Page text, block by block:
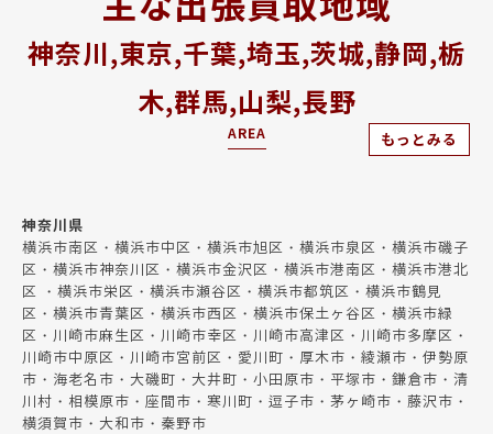
神奈川,東京,千葉,埼玉,茨城,静岡,栃
木,群馬,山梨,長野
AREA もっとみる
神奈川県
横浜市南区・横浜市中区・横浜市旭区・横浜市泉区・横浜市磯子
区・横浜市神奈川区・横浜市金沢区・横浜市港南区・横浜市港北
区 ・横浜市栄区・横浜市瀬谷区・横浜市都筑区・横浜市鶴見
区・横浜市青葉区・横浜市西区・横浜市保土ヶ谷区・横浜市緑
区・川崎市麻生区・川崎市幸区・川崎市高津区・川崎市多摩区・
川崎市中原区・川崎市宮前区・愛川町・厚木市・綾瀬市・伊勢原
市・海老名市・大磯町・大井町・小田原市・平塚市・鎌倉市・清
川村・相模原市・座間市・寒川町・逗子市・茅ヶ崎市・藤沢市・
横須賀市・大和市・秦野市